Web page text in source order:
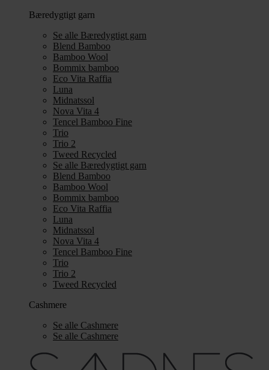
Bæredygtigt garn
Se alle Bæredygtigt garn
Blend Bamboo
Bamboo Wool
Bommix bamboo
Eco Vita Raffia
Luna
Midnatssol
Nova Vita 4
Tencel Bamboo Fine
Trio
Trio 2
Tweed Recycled
Se alle Bæredygtigt garn
Blend Bamboo
Bamboo Wool
Bommix bamboo
Eco Vita Raffia
Luna
Midnatssol
Nova Vita 4
Tencel Bamboo Fine
Trio
Trio 2
Tweed Recycled
Cashmere
Se alle Cashmere
Se alle Cashmere